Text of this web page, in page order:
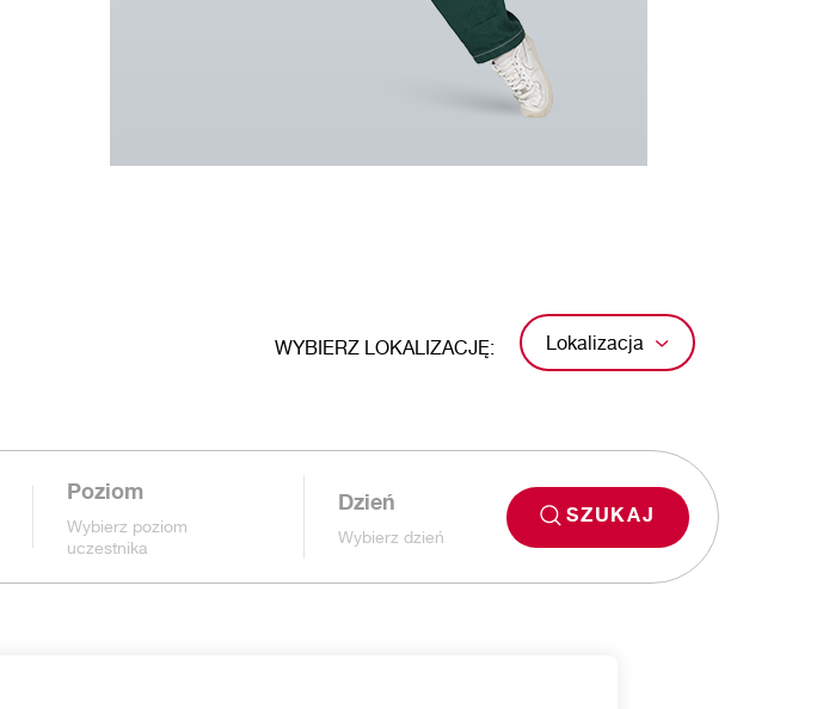
WYBIERZ LOKALIZACJĘ: Lokalizacja
Poziom
Wybierz poziom
uczestnika
Dzień
Wybierz dzień
SZUKAJ